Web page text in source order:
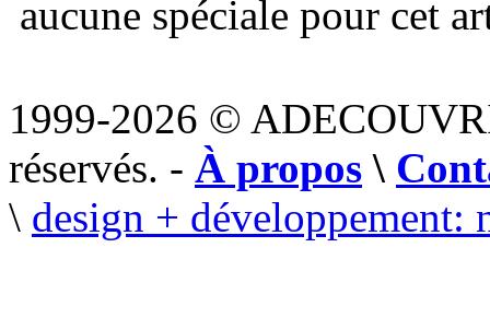
aucune spéciale pour cet
1999-2026 ©
réservés. - À propos \
\ design + développement: